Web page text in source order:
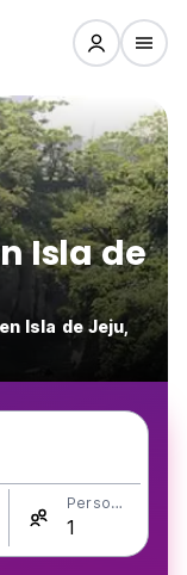
Isla de
Isla de Jeju,
Personas